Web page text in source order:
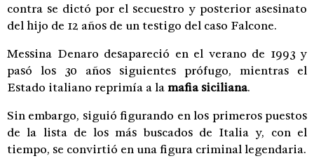
contra se dictó por el secuestro y posterior asesinato
del hijo de 12 años de un testigo del caso Falcone.
Messina Denaro desapareció en el verano de 1993 y
pasó los 30 años siguientes prófugo, mientras el
Estado italiano reprimía a lamafia siciliana.
Sin embargo, siguió figurando en los primeros puestos
de la lista de los más buscados de Italia y, con el
tiempo, se convirtió en una figura criminal legendaria.